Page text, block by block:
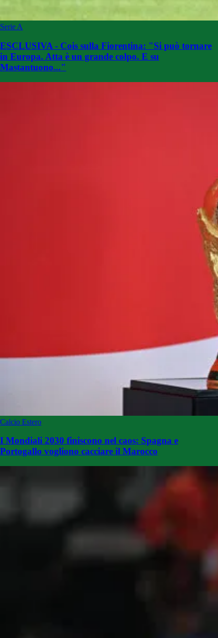
Serie A
ESCLUSIVA - Cois sulla Fiorentina: "Si può tornare
in Europa. Atta è un grande colpo. E su
Mastantuono..."
Calcio Estero
I Mondiali 2030 finiscono nel caos: Spagna e
Portogallo vogliono cacciare il Marocco